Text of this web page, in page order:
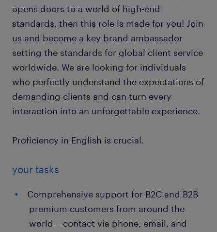
opens doors to a world of high-end
standards, then this role is made for you! Join
us and become a key brand ambassador
setting the standards for global client service
worldwide. We are looking for individuals
who perfectly understand the expectations of
demanding clients and can turn every
interaction into an unforgettable experience.
Proficiency in English is crucial.
your tasks
Comprehensive support for B2C and B2B
premium customers from around the
world – contact via phone, email, and